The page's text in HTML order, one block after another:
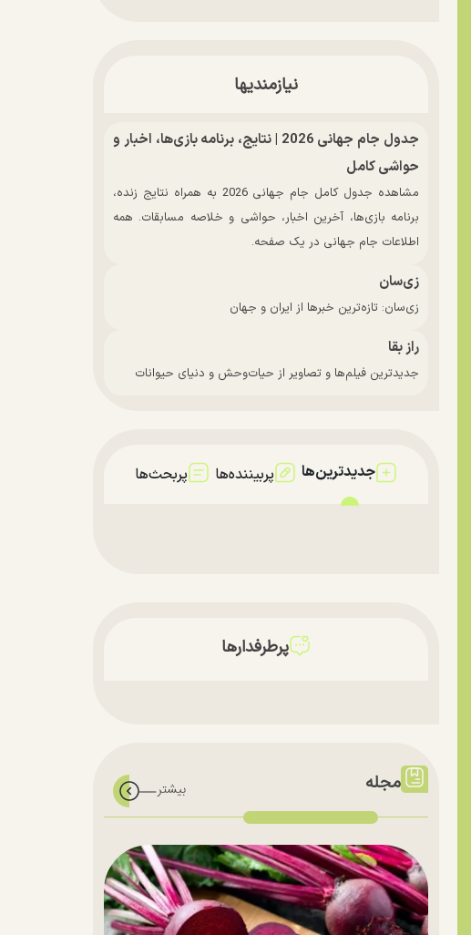
نیازمندیها
جدول جام جهانی 2026 | نتایج، برنامه بازی‌ها، اخبار و
حواشی کامل
مشاهده جدول کامل جام جهانی 2026 به همراه نتایج زنده،
برنامه بازی‌ها، آخرین اخبار، حواشی و خلاصه مسابقات. همه
اطلاعات جام جهانی در یک صفحه.
زی‌سان
زی‌سان: تازه‌ترین خبرها از ایران و جهان
راز بقا
جدیدترین فیلم‌ها و تصاویر از حیات‌وحش و دنیای حیوانات
جدیدترین‌ها پربیننده‌ها پربحث‌ها
پرطرفدارها
مجله